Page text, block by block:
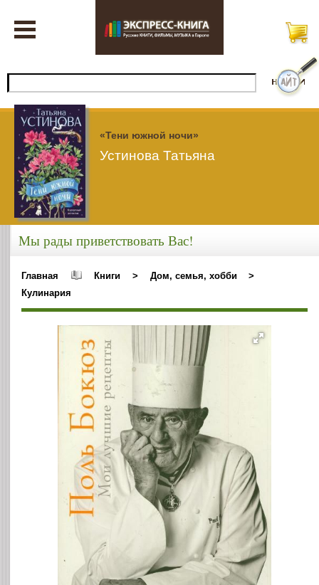
«Тени южной ночи»
Устинова Татьяна
Мы рады приветствовать Вас!
Главная Книги > Дом, семья, хобби
>
Кулинария